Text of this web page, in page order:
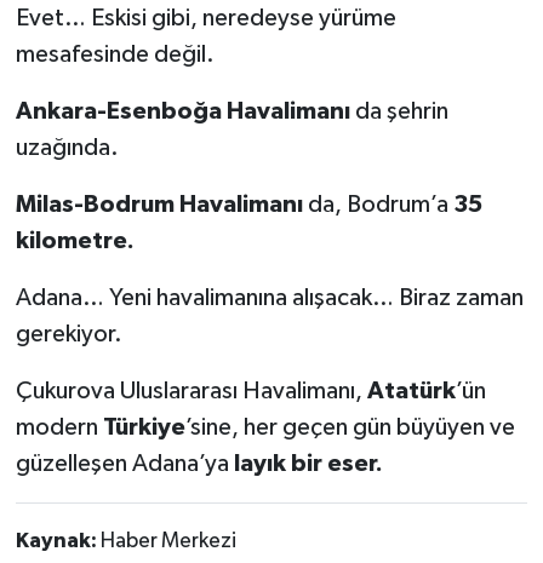
Evet… Eskisi gibi, neredeyse yürüme
mesafesinde değil.
Ankara-Esenboğa Havalimanıda şehrin
uzağında.
Milas-Bodrum Havalimanıda, Bodrum’a 35
kilometre.
Adana… Yeni havalimanına alışacak… Biraz zaman
gerekiyor.
Çukurova Uluslararası Havalimanı, Atatürk’ün
modern Türkiye’sine, her geçen gün büyüyen ve
güzelleşen Adana’ya layık bir eser.
Kaynak: Haber Merkezi